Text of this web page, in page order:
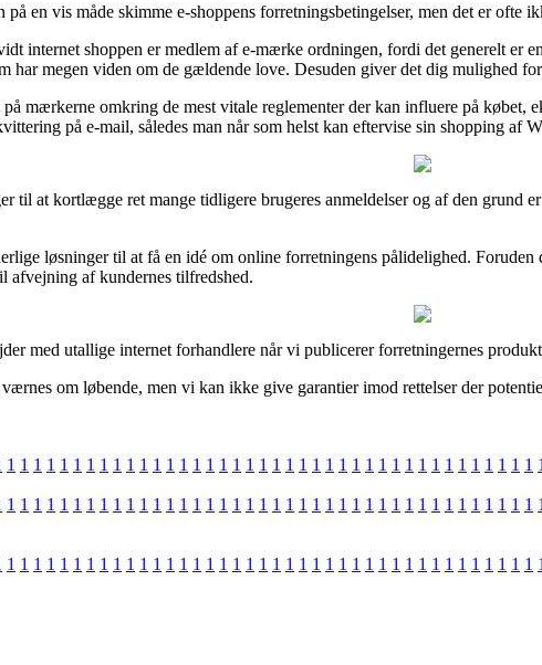
en vis måde skimme e-shoppens forretningsbetingelser, men det er ofte
internet shoppen er medlem af e-mærke ordningen, fordi det generelt er
har megen viden om de gældende love. Desuden giver det dig mulighed
mærkerne omkring de mest vitale reglementer der kan influere på købet,
på e-mail, således man når som helst kan eftervise sin shopping
til at kortlægge ret mange tidligere brugeres anmeldelser og af den grund
løsninger til at få en idé om online forretningens pålidelighed.
afvejning af kundernes tilfredshed.
med utallige internet forhandlere når vi publicerer forretningernes
om løbende, men vi kan ikke give garantier imod rettelser der
1 1 1 1 1 1 1 1 1 1 1 1 1 1 1 1 1 1 1 1 1 1 1 1 1 1 1 1 1 1 1 1 1 1 1 1 1 1 1 1 1
1 1 1 1 1 1 1 1 1 1 1 1 1 1 1 1 1 1 1 1 1 1 1 1 1 1 1 1 1 1 1 1 1 1 1 1 1 1 1 1 1
1 1 1 1 1 1 1 1 1 1 1 1 1 1 1 1 1 1 1 1 1 1 1 1 1 1 1 1 1 1 1 1 1 1 1 1 1 1 1 1 1